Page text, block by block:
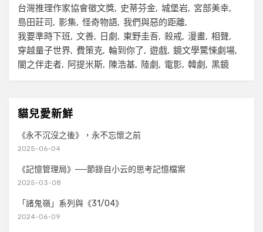
台灣推理作家協會徵文獎
史蒂芬金 城堡岩
宮部美幸
島田莊司
影集 怪奇物語 我們與惡的距離
我要準時下班
文善 日劇 東野圭吾 殺戒 漫畫 相聲
穿越量子世界
費策克 輪到你了 遊戲 鏡文學驚悚劇場
闇之伴走者
阿提米斯 陳浩基 陸劇 電影 韓劇 黑鏡
貓兒愛新鮮
《永不沉沒之後》，永不忘懷之前
2025-06-04
《記憶管理局》──節錄自小云的思考記憶檔案
2025-03-08
「諸鬼嶺」系列與《31/04》
2024-06-09